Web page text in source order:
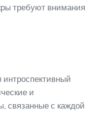
требуют внимания
интроспективный
и
связанные с каждой